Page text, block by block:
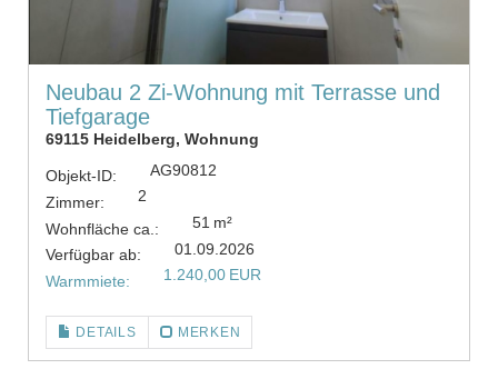
Neubau 2 Zi-Wohnung mit Terrasse und
Tiefgarage
69115 Heidelberg, Wohnung
Objekt-ID:
AG90812
Zimmer:
2
Wohnfläche ca.:
51 m²
Verfügbar ab:
01.09.2026
Warmmiete:
1.240,00 EUR
DETAILS MERKEN